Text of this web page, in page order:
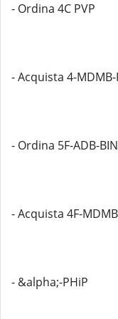
- Ordina 4C PVP
- Acquista 4-MDMB-
- Ordina 5F-ADB-
- Acquista 4F-
- &alpha;-PHiP